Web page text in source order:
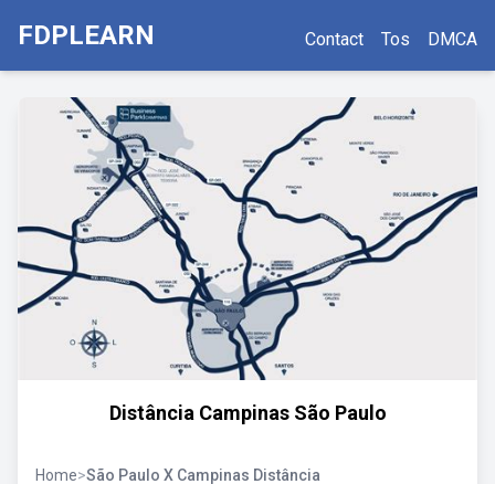
FDPLEARN Contact Tos DMCA
Distância Campinas São Paulo
Home>São Paulo X Campinas Distância